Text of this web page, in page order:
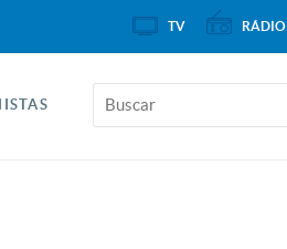
TV RÁDIO